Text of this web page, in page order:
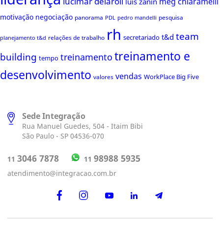
motivação negociação panorama PDL pedro mandelli pesquisa
planejamento t&d relações de trabalho rh secretariado t&d team
building tempo treinamentotreinamento e
desenvolvimento valores vendas WorkPlace Big Five
Sede Integração
Rua Manuel Guedes, 504 - Itaim Bibi
São Paulo - SP 04536-070
11 3046 7878 11 98988 5935
atendimento@integracao.com.br